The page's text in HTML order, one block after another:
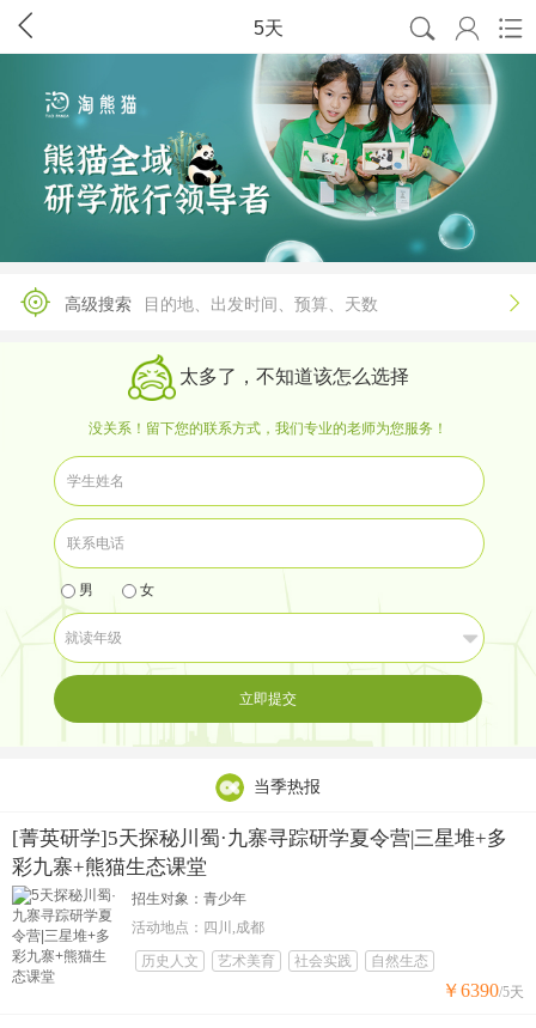
 5天   
高级搜索 目的地、出发时间、预算、天数 
太多了，不知道该怎么选择
没关系！留下您的联系方式，我们专业的老师为您服务！
男 女
立即提交
当季热报
[菁英研学]5天探秘川蜀·九寨寻踪研学夏令营|三星堆+多
彩九寨+熊猫生态课堂
招生对象：青少年
活动地点：四川,成都
历史人文
艺术美育 社会实践 自然生态
￥6390/5天